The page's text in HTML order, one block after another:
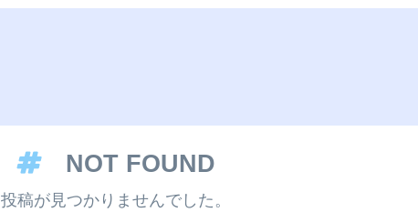
NOT FOUND
投稿が見つかりませんでした。